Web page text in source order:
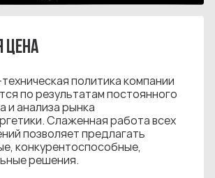
ЦЕНА
политика компании
по результатам постоянного
и анализа рынка
Слаженная работа всех
позволяет предлагать
конкурентоспособные,
решения.